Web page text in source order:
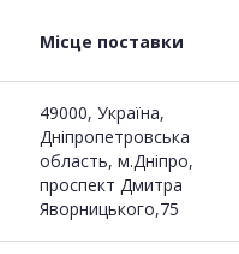
Місце поставки
49000, Україна,
Дніпропетровська
область, м.Дніпро,
проспект Дмитра
Яворницького,75